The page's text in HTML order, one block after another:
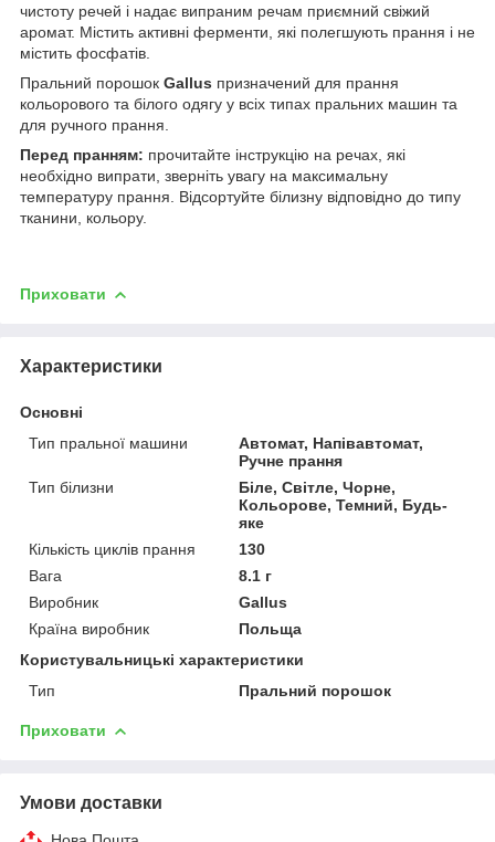
чистоту речей і надає випраним речам приємний свіжий
аромат. Містить активні ферменти, які полегшують прання і не
містить фосфатів.
Пральний порошок Gallus призначений для прання
кольорового та білого одягу у всіх типах пральних машин та
для ручного прання.
Перед пранням: прочитайте інструкцію на речах, які
необхідно випрати, зверніть увагу на максимальну
температуру прання. Відсортуйте білизну відповідно до типу
тканини, кольору.
Приховати
Характеристики
Основні
Тип пральної машини
Автомат, Напівавтомат,
Ручне прання
Тип білизни
Біле, Світле, Чорне,
Кольорове, Темний, Будь-
яке
Кількість циклів прання
130
Вага
8.1 г
Виробник
Gallus
Країна виробник
Польща
Користувальницькі характеристики
Тип
Пральний порошок
Приховати
Умови доставки